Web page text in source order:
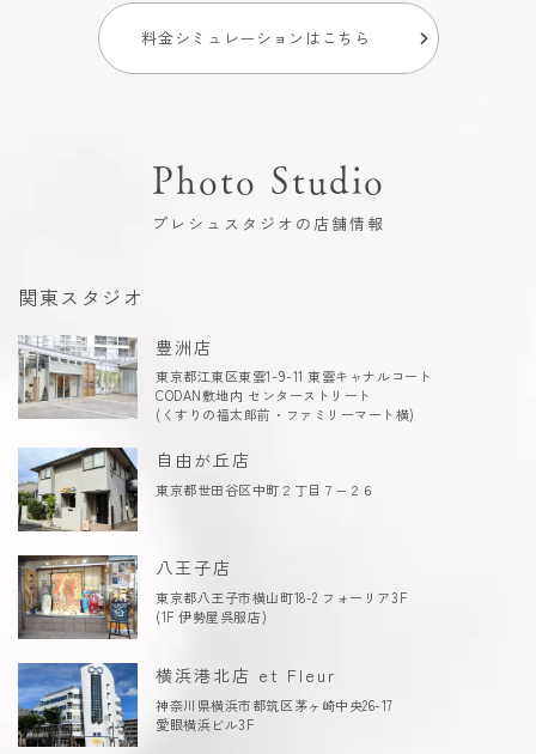
料金シミュレーションはこちら
Photo Studio
プレシュスタジオの店舗情報
関東スタジオ
豊洲店
東京都江東区東雲1-9-11 東雲キャナルコート
CODAN敷地内 センターストリート
(くすりの福太郎前・ファミリーマート横)
自由が丘店
東京都世田谷区中町２丁目７−２６
八王子店
東京都八王子市横山町18-2 フォーリア3F
(1F 伊勢屋呉服店)
横浜港北店 et Fleur
神奈川県横浜市都筑区茅ヶ崎中央26-17
愛眼横浜ビル3F